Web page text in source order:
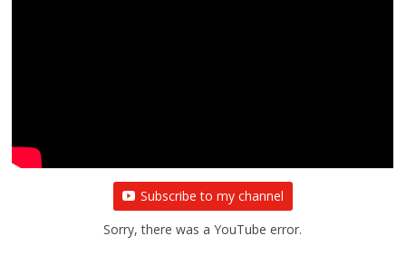
Subscribe to my channel
Sorry, there was a YouTube error.